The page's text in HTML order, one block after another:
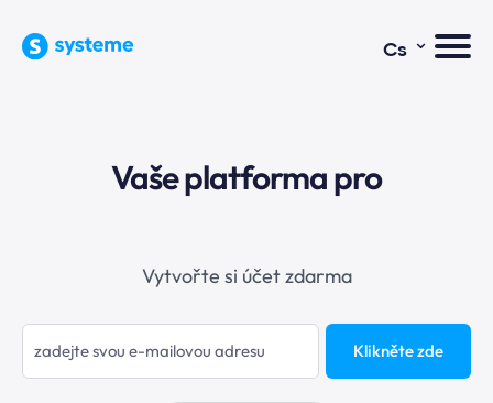
Cs ⌄
Vaše platforma pro
Vytvořte si účet zdarma
Klikněte zde